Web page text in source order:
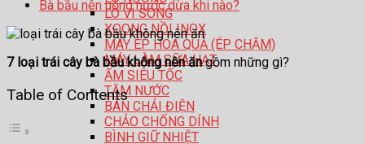
LÒ VI SÓNG
XOONG NỒI INOX
MÁY ÉP HOA QUẢ (ÉP CHẬM)
MÁY LÀM SỮA HẠT
ẤM SIÊU TỐC
TĂM NƯỚC
BÀN CHẢI ĐIỆN
CHẢO CHỐNG DÍNH
BÌNH GIỮ NHIỆT
Bà bầu nên uống nước dừa khi nào?
7 loại trái cây bà bầu không nên ăngồm những gì?
Table of Contents